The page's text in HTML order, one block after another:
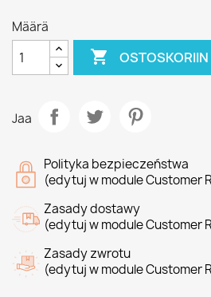
Määrä
 OSTOSKORIIN
Jaa
Polityka bezpieczeństwa
(edytuj w module Customer
Zasady dostawy
(edytuj w module Customer
Zasady zwrotu
(edytuj w module Customer